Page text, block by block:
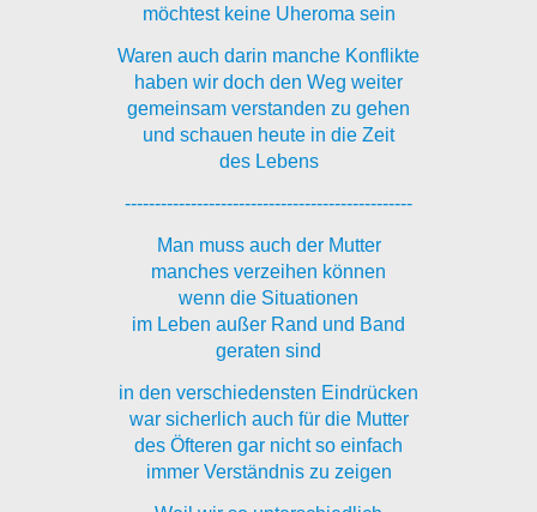
möchtest keine Uheroma sein
Waren auch darin manche Konflikte
haben wir doch den Weg weiter
gemeinsam verstanden zu gehen
und schauen heute in die Zeit
des Lebens
------------------------------------------------
Man muss auch der Mutter
manches verzeihen können
wenn die Situationen
im Leben außer Rand und Band
geraten sind
in den verschiedensten Eindrücken
war sicherlich auch für die Mutter
des Öfteren gar nicht so einfach
immer Verständnis zu zeigen